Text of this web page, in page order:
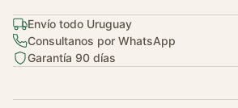
Envío todo Uruguay
Consultanos por WhatsApp
Garantía 90 días